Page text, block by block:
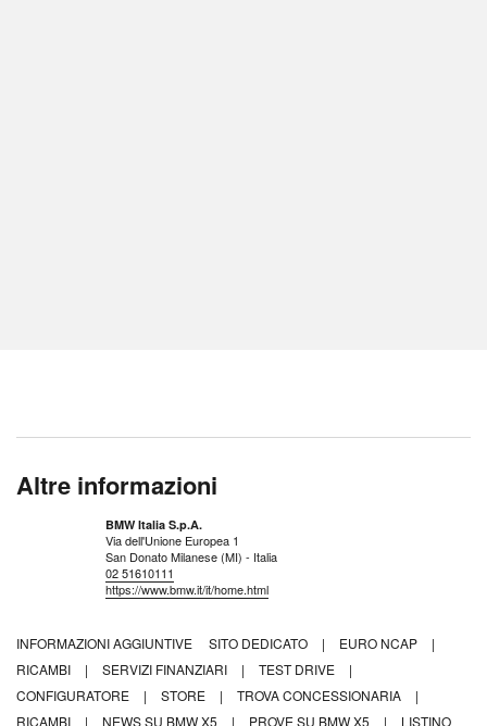
Altre informazioni
BMW Italia S.p.A.
Via dell'Unione Europea 1
San Donato Milanese (MI) - Italia
02 51610111
https://www.bmw.it/it/home.html
INFORMAZIONI AGGIUNTIVE SITO DEDICATO | EURO NCAP
|
RICAMBI
| SERVIZI FINANZIARI | TEST DRIVE
|
CONFIGURATORE
| STORE | TROVA CONCESSIONARIA
|
RICAMBI
| NEWS SU BMW X5 | PROVE SU BMW X5 |
LISTINO